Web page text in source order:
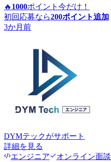
🔥 1000ポイント 今だけ！
初回応募なら200ポイント追加
3か月前
DYMテックがサポート
詳細を見る
エンジニア
オンライン面談